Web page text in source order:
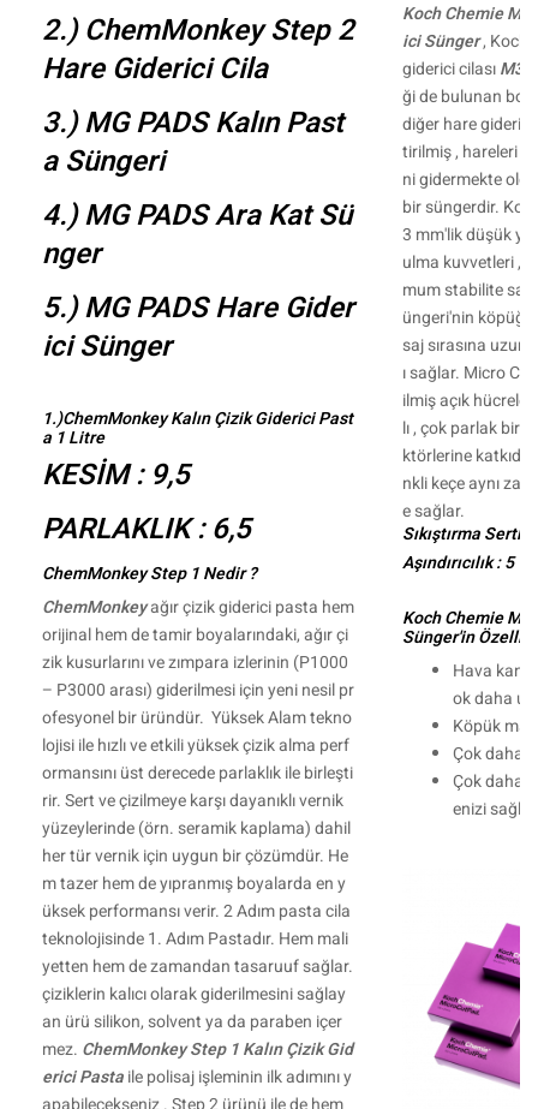
2.) ChemMonkey Step 2
Hare Giderici Cila
3.) MG PADS Kalın Past
a Süngeri
4.) MG PADS Ara Kat Sü
nger
5.) MG PADS Hare Gider
ici Sünger
1.)ChemMonkey Kalın Çizik Giderici Past
a 1 Litre
KESİM : 9,5
PARLAKLIK : 6,5
ChemMonkey Step 1 Nedir ?
ChemMonkeyağır çizik giderici pasta hem
orijinal hem de tamir boyalarındaki, ağır çi
zik kusurlarını ve zımpara izlerinin (P1000
– P3000 arası) giderilmesi için yeni nesil pr
ofesyonel bir üründür. Yüksek Alam tekno
lojisi ile hızlı ve etkili yüksek çizik alma perf
ormansını üst derecede parlaklık ile birleşti
rir. Sert ve çizilmeye karşı dayanıklı vernik
yüzeylerinde (örn. seramik kaplama) dahil
her tür vernik için uygun bir çözümdür. He
m tazer hem de yıpranmış boyalarda en y
üksek performansı verir. 2 Adım pasta cila
teknolojisinde 1. Adım Pastadır. Hem mali
yetten hem de zamandan tasaruuf sağlar.
çiziklerin kalıcı olarak giderilmesini sağlay
an ürü silikon, solvent ya da paraben içer
mez. ChemMonkey Step 1 Kalın Çizik Gid
erici Pastaile polisaj işleminin ilk adımını y
Koch Chemie
ici Sünger, Koch
giderici cilası
ği de bulunan
diğer hare
tirilmiş , hareleri ,
ni gidermekte
bir süngerdir.
3 mm'lik düşük
ulma kuvvetleri ,
mum stabilite
üngeri'nin
saj sırasına uzun
ı sağlar. Micro
ilmiş açık hücreler
lı , çok parlak bir
ktörlerine
nkli keçe aynı
e sağlar.
Sıkıştırma
Aşındırıcılık : 5
Koch Chemie
Sünger'in
Hava
ok daha
Köpük
Çok daha
Çok daha
enizi sağlar